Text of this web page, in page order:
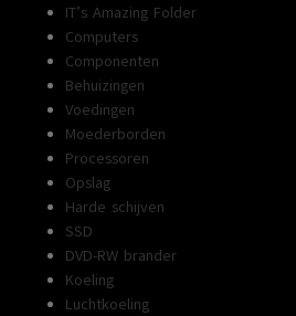
IT’s Amazing Folder
Computers
Componenten
Behuizingen
Voedingen
Moederborden
Processoren
Opslag
Harde schijven
SSD
DVD-RW brander
Koeling
Luchtkoeling